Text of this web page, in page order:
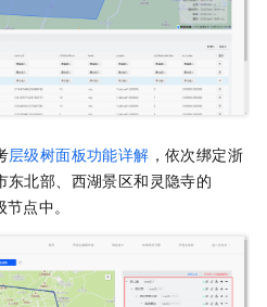
层级树面板功能详解 ，依次绑定浙
东北部、西湖景区和灵隐寺的
点中。